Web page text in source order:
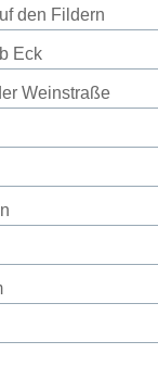
den Fildern
Eck
Weinstraße